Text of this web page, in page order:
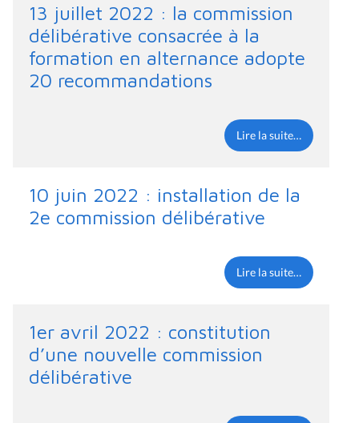
13 juillet 2022 : la commission
délibérative consacrée à la
formation en alternance adopte
20 recommandations
Lire la suite…
10 juin 2022 : installation de la
2e commission délibérative
Lire la suite…
1er avril 2022 : constitution
d’une nouvelle commission
délibérative